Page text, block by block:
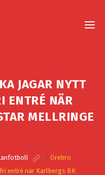
JAGAR NYTT
ENTRÉ NÄR
MELLRINGE
> Örebro
entré när Karlbergs BK